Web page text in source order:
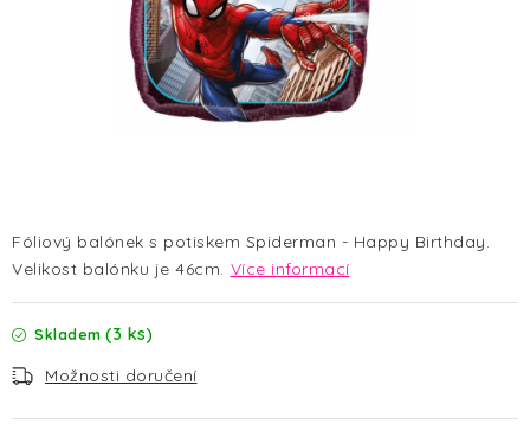
Hodnocení obchodu
Fóliový balónek s potiskem Spiderman - Happy Birthday.
Velikost balónku je 46cm. Více informací
Skladem (3 ks)
Možnosti doručení